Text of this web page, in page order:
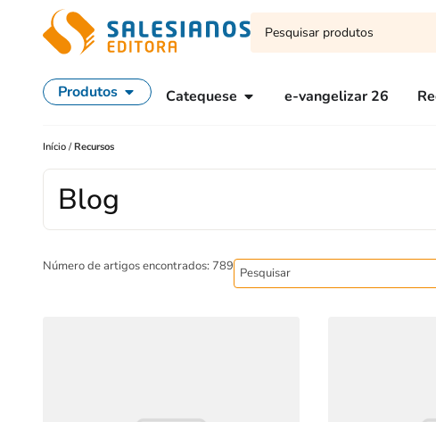
Produtos Catequese e-vangelizar 26
Início /Recursos
Blog
Número de artigos encontrados: 789